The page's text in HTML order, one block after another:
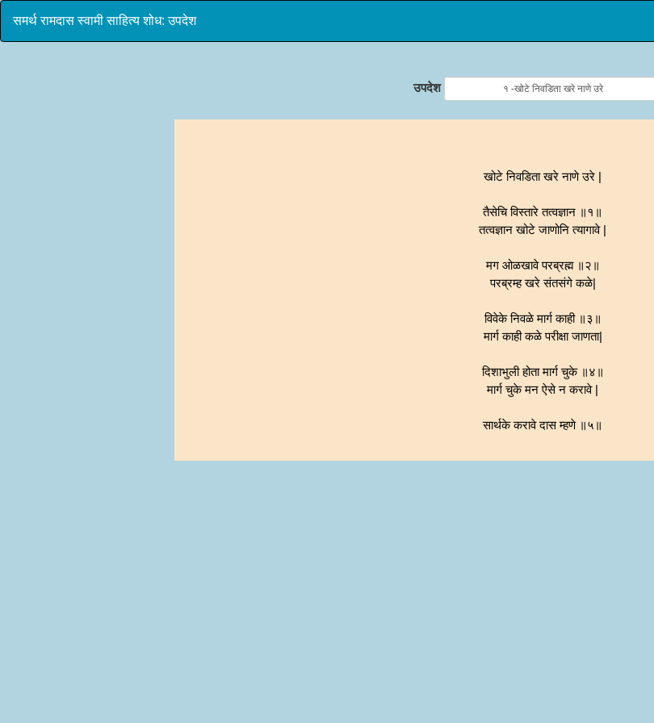
समर्थ रामदास स्वामी साहित्य शोध: उपदेश
उपदेश
खोटे निवडिता खरे नाणे उरे |
तैसेचि विस्तारे तत्वज्ञान ॥१॥
तत्वज्ञान खोटे जाणोनि त्यागावे |
मग ओळखावे परब्रह्म ॥२॥
परब्रम्ह खरे संतसंगे कळे|
विवेके निवळे मार्ग काही ॥३॥
मार्ग काही कळे परीक्षा जाणता|
दिशाभुली होता मार्ग चुके ॥४॥
मार्ग चुके मन ऐसे न करावे |
सार्थके करावे दास म्हणे ॥५॥